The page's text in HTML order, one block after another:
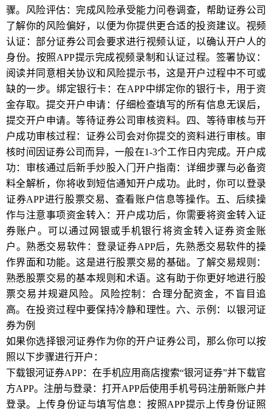
骤。风险评估：完成风险承受能力问卷调查，帮助证券公司
了解你的风险偏好，以便为你提供更合适的投资建议。视频
认证：部分证券公司会要求进行视频认证，以确认开户人的
身份。按照APP提示完成视频录制和认证过程。签署协议：
阅读并同意相关协议和风险提示书，这是开户过程中不可或
缺的一步。绑定银行卡：在APP中绑定你的银行卡，用于资
金存取。提交开户申请：仔细检查填写的所有信息无误后，
提交开户申请。等待证券公司审核资料。四、等待审核与开
户成功审核过程：证券公司会对你提交的资料进行审核。审
核时间因证券公司而异，一般在1-3个工作日内完成。开户成
功：审核通过后新手炒股入门开户指南：详细步骤与必备资
料全解析，你将收到短信通知开户成功。此时，你可以登录
证券APP进行股票交易、查看账户信息等操作。五、后续操
作与注意事项资金转入：开户成功后，你需要将资金转入证
券账户。可以通过网银或手机银行将资金转入证券资金账
户。熟悉交易软件：登录证券APP后，先熟悉交易软件的操
作界面和功能。这是进行股票交易的基础。了解交易规则：
熟悉股票交易的基本规则和术语。这有助于你更好地进行股
票交易并规避风险。风险控制：合理分配资金，不盲目追
高。在投资过程中要保持冷静和理性。六、示例：以银河证
券为例
如果你选择银河证券作为你的开户证券公司，那么你可以按
照以下步骤进行开户：
下载银河证券APP：在手机应用商店搜索“银河证券”并下载官
方APP。注册与登录：打开APP后使用手机号码注册新账户并
登录。上传身份证与填写信息：按照APP提示上传身份证照